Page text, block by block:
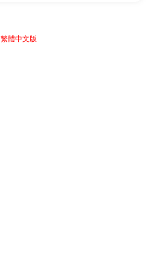
繁體中文版